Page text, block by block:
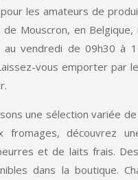
les amateurs de
de Mouscron, en
au vendredi de 09h30 à
vous emporter par
une sélection variée
fromages, découvrez
et de laits frais.
dans la boutique.